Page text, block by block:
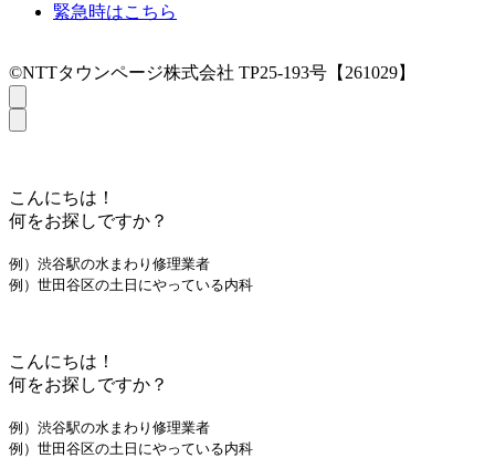
緊急時はこちら
©NTTタウンページ株式会社 TP25-193号【261029】
こんにちは！
何をお探しですか？
例）渋谷駅の水まわり修理業者
例）世田谷区の土日にやっている内科
こんにちは！
何をお探しですか？
例）渋谷駅の水まわり修理業者
例）世田谷区の土日にやっている内科